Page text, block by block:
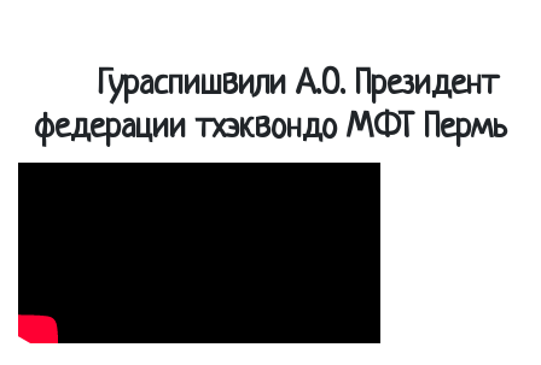
Гураспишвили А.О. Президент
федерации тхэквондо МФТ Пермь